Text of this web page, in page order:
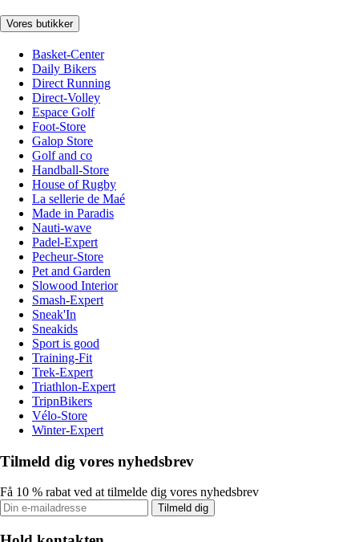
Vores butikker
Basket-Center
Daily Bikers
Direct Running
Direct-Volley
Espace Golf
Foot-Store
Galop Store
Golf and co
Handball-Store
House of Rugby
La sellerie de Maé
Made in Paradis
Nauti-wave
Padel-Expert
Pecheur-Store
Pet and Garden
Slowood Interior
Smash-Expert
Sneak'In
Sneakids
Sport is good
Training-Fit
Trek-Expert
Triathlon-Expert
TripnBikers
Vélo-Store
Winter-Expert
Tilmeld dig vores nyhedsbrev
Få 10 % rabat ved at tilmelde dig vores nyhedsbrev
Tilmeld dig